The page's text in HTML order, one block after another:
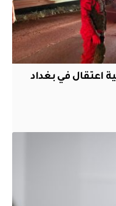
اعتقال في بغداد